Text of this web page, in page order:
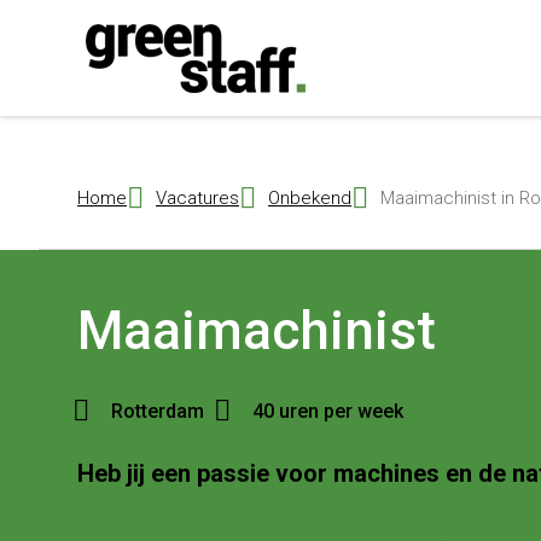
Home Vacatures Onbekend Maaimachinist in
Maaimachinist
Rotterdam 40 uren per week
Heb jij een passie voor machines en de